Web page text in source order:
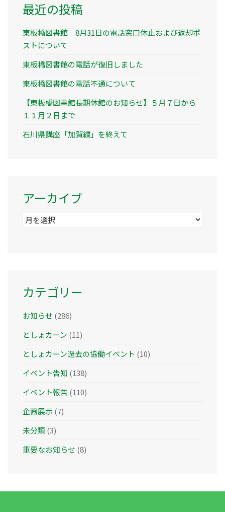
最近の投稿
東板橋図書館 8月31日の電話窓口休止および返却ポ
ストについて
東板橋図書館の電話が復旧しました
東板橋図書館の電話不通について
【東板橋図書館長期休館のお知らせ】５月７日から
１１月２日まで
石川県講座「加賀繍」を終えて
アーカイブ
ア
カテゴリー
お知らせ (286)
としょカーン (11)
としょカーン過去の協働イベント (10)
イベント告知 (138)
イベント報告 (110)
企画展示(7)
未分類 (3)
重要なお知らせ (8)